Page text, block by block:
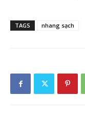
TAGS nhang sạch